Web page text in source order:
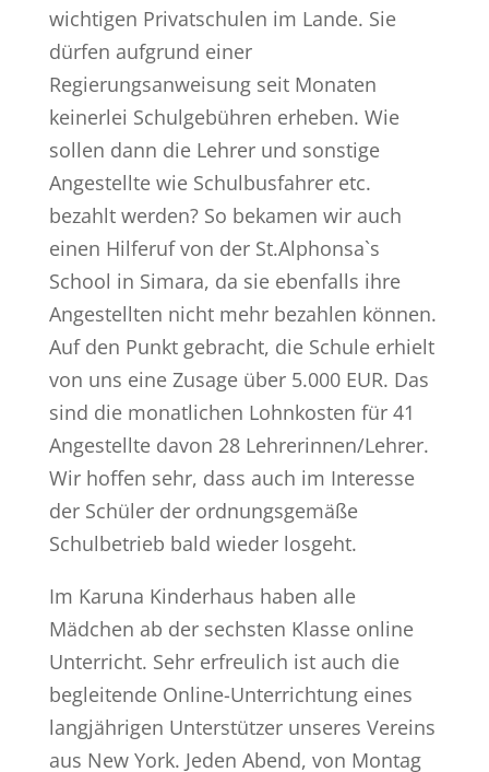
wichtigen Privatschulen im Lande. Sie
dürfen aufgrund einer
Regierungsanweisung seit Monaten
keinerlei Schulgebühren erheben. Wie
sollen dann die Lehrer und sonstige
Angestellte wie Schulbusfahrer etc.
bezahlt werden? So bekamen wir auch
einen Hilferuf von der St.Alphonsa`s
School in Simara, da sie ebenfalls ihre
Angestellten nicht mehr bezahlen können.
Auf den Punkt gebracht, die Schule erhielt
von uns eine Zusage über 5.000 EUR. Das
sind die monatlichen Lohnkosten für 41
Angestellte davon 28 Lehrerinnen/Lehrer.
Wir hoffen sehr, dass auch im Interesse
der Schüler der ordnungsgemäße
Schulbetrieb bald wieder losgeht.
Im Karuna Kinderhaus haben alle
Mädchen ab der sechsten Klasse online
Unterricht. Sehr erfreulich ist auch die
begleitende Online-Unterrichtung eines
langjährigen Unterstützer unseres Vereins
aus New York. Jeden Abend, von Montag